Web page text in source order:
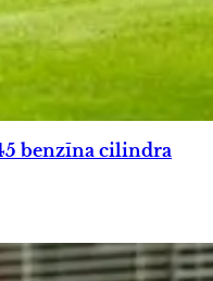
benzīna cilindra
€